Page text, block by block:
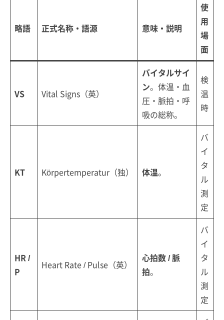
略語 正式名称・語源 意味・説明
使
用
場
面
VS Vital Signs（英）
バイタルサイ
ン。体温・血
圧・脈拍・呼
吸の総称。
検
温
時
KT Körpertemperatur（独） 体温。
バ
イ
タ
ル
測
定
HR /
P
Heart Rate / Pulse（英）
心拍数 / 脈
拍。
バ
イ
タ
ル
測
定